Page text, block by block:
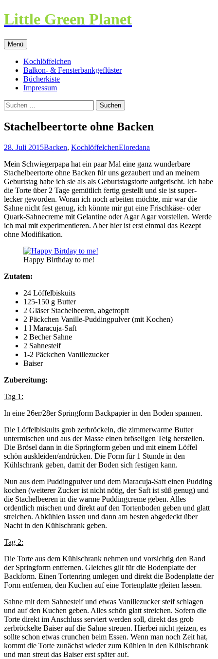
Little Green Planet
Menü Zum
Inhalt
springen
Kochlöffelchen
Balkon- & Fensterbankgeflüster
Bücherkiste
Impressum
Suchen
nach:
Stachelbeertorte ohne Backen
28. Juli 2015Backen, KochlöffelchenEloredana
Mein Schwiegerpapa hat ein paar Mal eine ganz wunderbare
Stachelbeertorte ohne Backen für uns gezaubert und an meinem
Geburtstag habe ich sie als als Geburtstagstorte aufgetischt. Ich habe
die Torte über 2 Tage gemütlich fertig gestellt und sie ist super-
lecker geworden. Woran ich noch arbeiten möchte, mir war die
Sahne nicht fest genug, ich könnte mir gut eine Frischkäse- oder
Quark-Sahnecreme mit Gelantine oder Agar Agar vorstellen. Werde
ich mal mit experimentieren. Aber hier ist erst einmal das Rezept
ohne Modifikation.
Happy Birthday to me!
Zutaten:
24 Löffelbiskuits
125-150 g Butter
2 Gläser Stachelbeeren, abgetropft
2 Päckchen Vanille-Puddingpulver (mit Kochen)
1 l Maracuja-Saft
2 Becher Sahne
2 Sahnesteif
1-2 Päckchen Vanillezucker
Baiser
Zubereitung:
Tag 1:
In eine 26er/28er Springform Backpapier in den Boden spannen.
Die Löffelbiskuits grob zerbröckeln, die zimmerwarme Butter
untermischen und aus der Masse einen bröseligen Teig herstellen.
Die Brösel dann in die Springform geben und mit einem Löffel
schön auskleiden/andrücken. Die Form für 1 Stunde in den
Kühlschrank geben, damit der Boden sich festigen kann.
Nun aus dem Puddingpulver und dem Maracuja-Saft einen Pudding
kochen (weiterer Zucker ist nicht nötig, der Saft ist süß genug) und
die Stachelbeeren in die warme Puddingcreme geben. Alles
ordentlich mischen und direkt auf den Tortenboden geben und glatt
streichen. Abkühlen lassen und dann am besten abgedeckt über
Nacht in den Kühlschrank geben.
Tag 2:
Die Torte aus dem Kühlschrank nehmen und vorsichtig den Rand
der Springform entfernen. Gleiches gilt für die Bodenplatte der
Backform. Einen Tortenring umlegen und direkt die Bodenplatte der
Form entfernen, den Kuchen auf eine Tortenplatte gleiten lassen.
Sahne mit dem Sahnesteif und etwas Vanillezucker steif schlagen
und auf den Kuchen geben. Alles schön glatt streichen. Sofern die
Torte direkt im Anschluss serviert werden soll, direkt das grob
zerbröckelte Baiser auf die Sahne streuen. Hierbei nicht geizen, es
sollte schon etwas crunchen beim Essen. Wenn man noch Zeit hat,
kommt die Torte zunächst wieder zum Kühlen in den Kühlschrank
und man streut das Baiser erst später auf.